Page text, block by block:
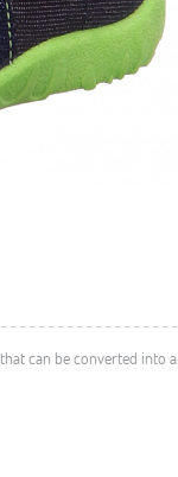
that can be converted into a